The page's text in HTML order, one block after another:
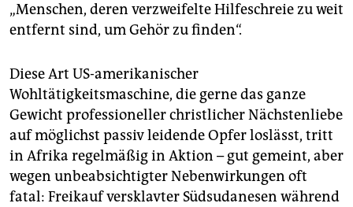
„Menschen, deren verzweifelte Hilfeschreie zu weit
entfernt sind, um Gehör zu finden“.
Diese Art US-amerikanischer
Wohltätigkeitsmaschine, die gerne das ganze
Gewicht professioneller christlicher Nächstenliebe
auf möglichst passiv leidende Opfer loslässt, tritt
in Afrika regelmäßig in Aktion – gut gemeint, aber
wegen unbeabsichtigter Nebenwirkungen oft
fatal: Freikauf versklavter Südsudanesen während